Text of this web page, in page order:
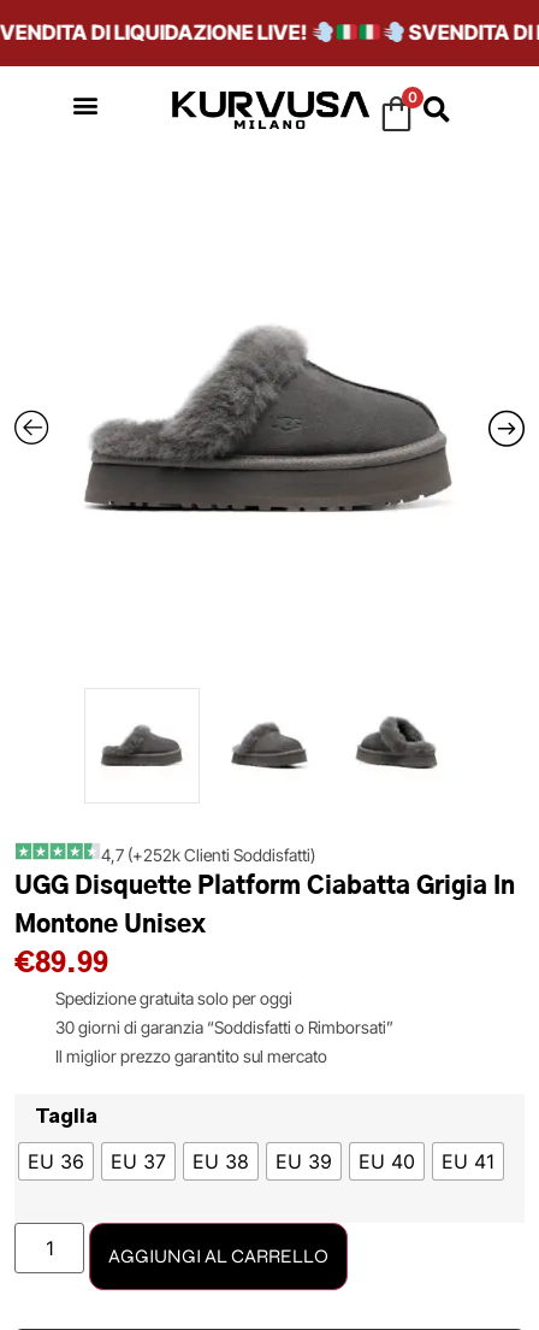
DI LIQUIDAZIONE LIVE! SVENDITA DI
0
4,7 (+252k Clienti Soddisfatti)
UGG Disquette Platform Ciabatta Grigia In
Montone Unisex
€89.99
Spedizione gratuita solo per oggi
30 giorni di garanzia “Soddisfatti o Rimborsati”
Il miglior prezzo garantito sul mercato
Taglia
EU 36
EU 37 EU 38 EU 39 EU 40 EU 41
AGGIUNGI AL CARRELLO